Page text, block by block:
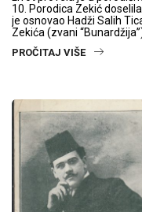
10. Porodica Zekić
je osnovao Hadži Salih
Zekića (zvani
PROČITAJ VIŠE